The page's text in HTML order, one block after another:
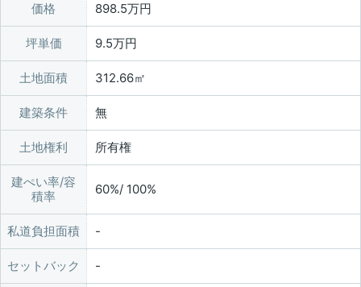
価格 898.5万円
坪単価 9.5万円
土地面積 312.66㎡
建築条件 無
土地権利 所有権
建ぺい率/容
積率
60%/ 100%
私道負担面積
セットバック